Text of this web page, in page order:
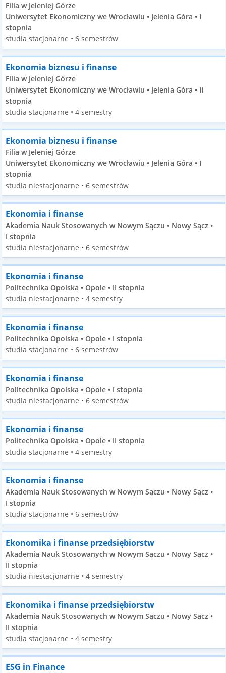
Filia w Jeleniej Górze
Uniwersytet Ekonomiczny we Wrocławiu • Jelenia Góra • I
stopnia
studia stacjonarne • 6 semestrów
Ekonomia biznesu i finanse
Filia w Jeleniej Górze
Uniwersytet Ekonomiczny we Wrocławiu • Jelenia Góra • II
stopnia
studia stacjonarne • 4 semestry
Ekonomia biznesu i finanse
Filia w Jeleniej Górze
Uniwersytet Ekonomiczny we Wrocławiu • Jelenia Góra • I
stopnia
studia niestacjonarne • 6 semestrów
Ekonomia i finanse
Akademia Nauk Stosowanych w Nowym Sączu • Nowy Sącz •
I stopnia
studia niestacjonarne • 6 semestrów
Ekonomia i finanse
Politechnika Opolska • Opole • II stopnia
studia niestacjonarne • 4 semestry
Ekonomia i finanse
Politechnika Opolska • Opole • I stopnia
studia stacjonarne • 6 semestrów
Ekonomia i finanse
Politechnika Opolska • Opole • I stopnia
studia niestacjonarne • 6 semestrów
Ekonomia i finanse
Politechnika Opolska • Opole • II stopnia
studia stacjonarne • 4 semestry
Ekonomia i finanse
Akademia Nauk Stosowanych w Nowym Sączu • Nowy Sącz •
I stopnia
studia stacjonarne • 6 semestrów
Ekonomika i finanse przedsiębiorstw
Akademia Nauk Stosowanych w Nowym Sączu • Nowy Sącz •
II stopnia
studia niestacjonarne • 4 semestry
Ekonomika i finanse przedsiębiorstw
Akademia Nauk Stosowanych w Nowym Sączu • Nowy Sącz •
II stopnia
studia stacjonarne • 4 semestry
ESG in Finance